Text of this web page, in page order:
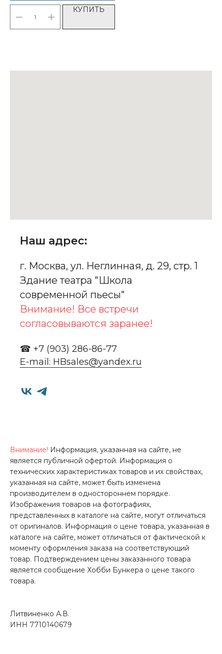
КУПИТЬ
Наш адрес:
г. Москва, ул. Неглинная, д. 29, стр. 1
Здание театра "Школа
современной пьесы"
Внимание! Все встречи
согласовываются заранее!
☎ +7 (903) 286-86-77
E-mail: HBsales@yandex.ru
Внимание! Информация, указанная на сайте, не
является публичной офертой. Информация о
технических характеристиках товаров и их свойствах,
указанная на сайте, может быть изменена
производителем в одностороннем порядке.
Изображения товаров на фотографиях,
представленных в каталоге на сайте, могут отличаться
от оригиналов. Информация о цене товара, указанная в
каталоге на сайте, может отличаться от фактической к
моменту оформления заказа на соответствующий
товар. Подтверждением цены заказанного товара
является сообщение Хобби Бункера о цене такого
товара.
Литвиненко А.В.
ИНН 7710140679